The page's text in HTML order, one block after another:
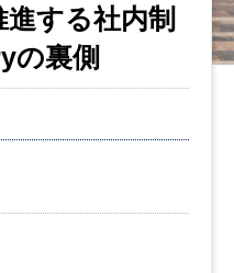
進する社内制
の裏側